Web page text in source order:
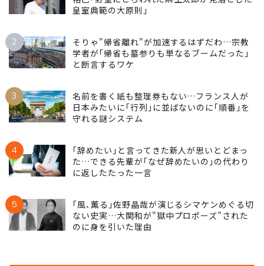
皇室典範の大原則｣
2
そりゃ"帰省離れ"が加速するはずだわ…宗教
学者が｢帰省も墓参りも単なるブームだった｣
と断言するワケ
3
名前を書く紙も整理券もない…フランス人が
日本みたいに｢行列｣に並ばないのに｢順番｣を
守れる謎システム
4
｢辞めたい｣と言ってきた新人が思いとどまっ
た…できる先輩が｢なぜ辞めたいの｣の代わり
に返したたった一言
5
｢風､薫る｣佐野晶哉が演じるシマケンめぐる切
ない史実…大関和が"獄中プロポーズ"された
のに身を引いた理由